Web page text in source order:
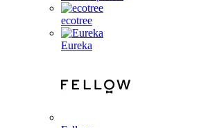
ecotree
Eureka